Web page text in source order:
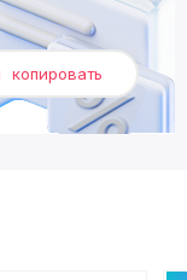
копировать